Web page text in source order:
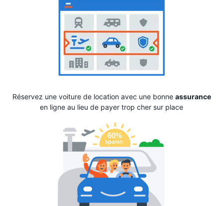
Réservez une voiture de location avec une bonne assurance
en ligne au lieu de payer trop cher sur place